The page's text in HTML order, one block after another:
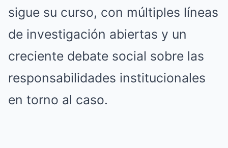
sigue su curso, con múltiples líneas
de investigación abiertas y un
creciente debate social sobre las
responsabilidades institucionales
en torno al caso.